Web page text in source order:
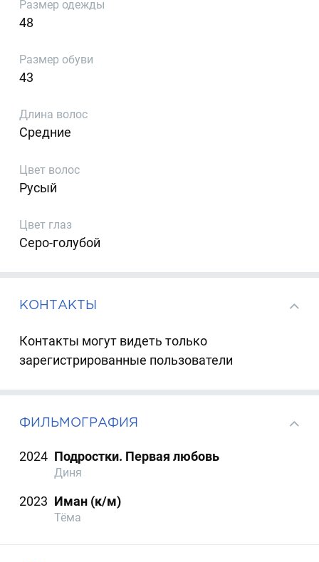
Размер одежды
48
Размер обуви
43
Длина волос
Средние
Цвет волос
Русый
Цвет глаз
Серо-голубой
КОНТАКТЫ
Контакты могут видеть только
зарегистрированные пользователи
ФИЛЬМОГРАФИЯ
2024 Подростки. Первая любовь
Диня
2023 Иман (к/м)
Тёма